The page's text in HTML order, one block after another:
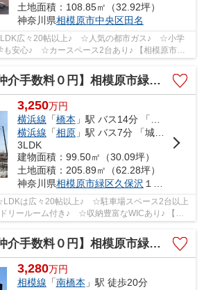
土地面積：108.85㎡（32.92坪）
神奈川県相模原市中央区田名
広々20帖以上♪ ☆人気の都市ガス♪ ☆小学
も安心♪ ☆カースペース2台あり♪ 【相模原市中
手数料０円】相模原市緑区久保沢1丁目 新築一戸建て 4号棟
3,250万円
横浜線 「橋本 」駅 バス14分 「城山総合事務所入口」 停歩3分
横浜線 「相原」駅 バス7分 「城山総合事務所入口」 停歩3分
3LDK
建物面積：99.50㎡（30.09坪）
土地面積：205.89㎡（62.28坪）
神奈川県相模原市緑区久保沢 １丁目2560-7
は広々20帖以上♪ ☆駐車場スペース2台以上
ールーム付き♪ ☆収納豊富なWICあり♪ 【相
建てのことならリビングボイス...
手数料０円】相模原市緑区下九沢16期 新築一戸建て 全10棟
3,280万円
相模線 「南橋本 」駅 徒歩20分